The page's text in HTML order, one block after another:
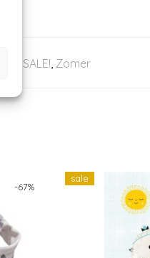
SALE!, Zomer
-67%
sale